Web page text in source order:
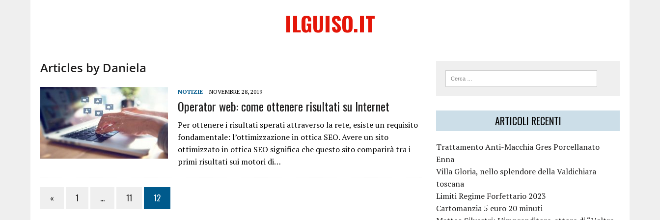
ILGUISO.IT
Articles by Daniela
NOTIZIE NOVEMBRE 28, 2019
Operator web: come ottenere risultati su Internet
Per ottenere i risultati sperati attraverso la rete, esiste un requisito
fondamentale: l’ottimizzazione in ottica SEO. Avere un sito
ottimizzato in ottica SEO significa che questo sito comparirà tra i
primi risultati sui motori di…
« 1 … 11 12
ARTICOLI RECENTI
Trattamento Anti-Macchia Gres Porcellanato
Enna
Villa Gloria, nello splendore della Valdichiara
toscana
Limiti Regime Forfettario 2023
Cartomanzia 5 euro 20 minuti